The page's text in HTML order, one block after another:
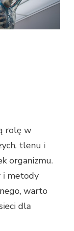
rolę w
tlenu i
organizmu.
i metody
warto
dla